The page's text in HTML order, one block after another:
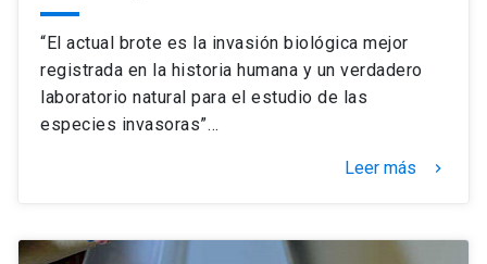
“El actual brote es la invasión biológica mejor
registrada en la historia humana y un verdadero
laboratorio natural para el estudio de las
especies invasoras”…
Leer más keyboard_arrow_right